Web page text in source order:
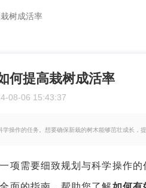
树成活率
何提高栽树成活率
08-06 15:43:37
操作的任务。想要确保新栽的树木能够茁壮成长，提
需要细致规划与科学操作的